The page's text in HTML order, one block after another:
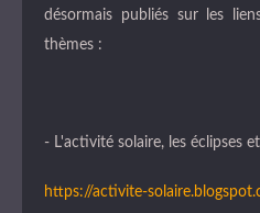
désormais publiés sur les
thèmes :
- L'activité solaire, les éclipses
https://activite-